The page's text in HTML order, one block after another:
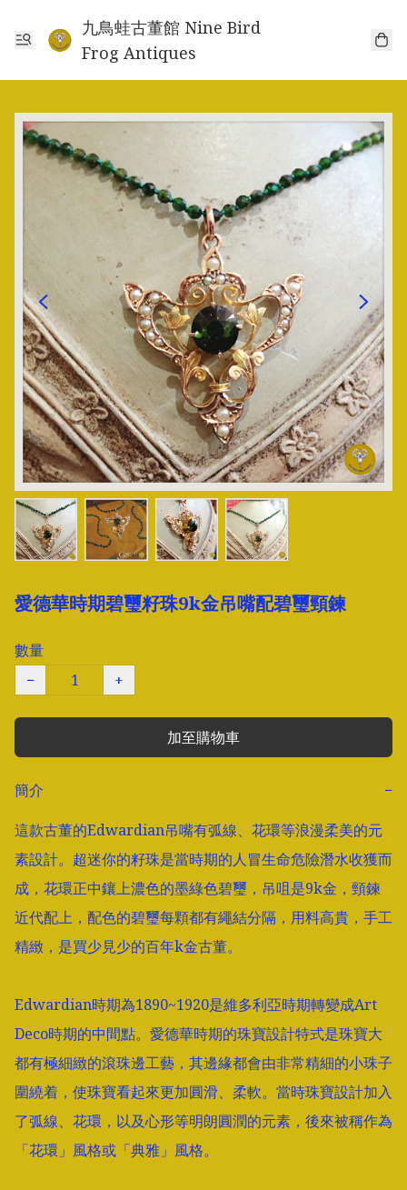
九鳥蛙古董館 Nine Bird
Frog Antiques
愛德華時期碧璽籽珠9k金吊嘴配碧璽頸鍊
數量
−
+
加至購物車
簡介
−
這款古董的Edwardian吊嘴有弧線、花環等浪漫柔美的元
素設計。超迷你的籽珠是當時期的人冒生命危險潛水收獲而
成，花環正中鑲上濃色的墨綠色碧璽，吊咀是9k金，頸鍊
近代配上，配色的碧璽每顆都有繩結分隔，用料高貴，手工
精緻，是買少見少的百年k金古董。
Edwardian時期為1890~1920是維多利亞時期轉變成Art
Deco時期的中間點。愛德華時期的珠寶設計特式是珠寶大
都有極細緻的滾珠邊工藝，其邊緣都會由非常精細的小珠子
圍繞着，使珠寶看起來更加圓滑、柔軟。當時珠寶設計加入
了弧線、花環，以及心形等明朗圓潤的元素，後來被稱作為
「花環」風格或「典雅」風格。